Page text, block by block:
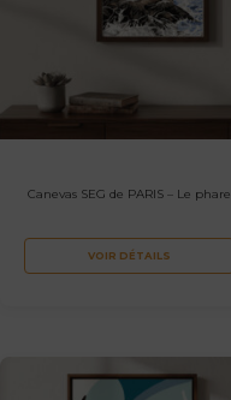
Canevas SEG de PARIS – Le phare
VOIR DÉTAILS